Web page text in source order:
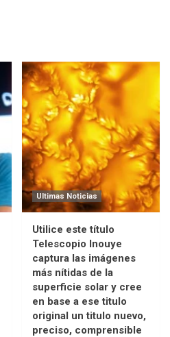
Ultimas Noticias
Utilice este título
Telescopio Inouye
captura las imágenes
más nítidas de la
superficie solar y cree
en base a ese titulo
original un titulo nuevo,
preciso, comprensible